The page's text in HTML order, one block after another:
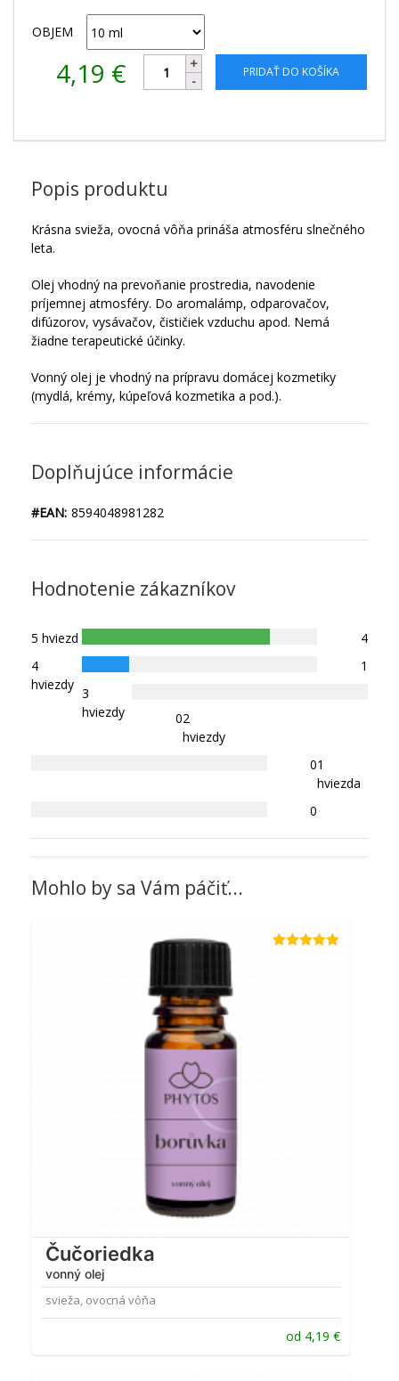
OBJEM
4,19 € PRIDAŤ DO KOŠÍKA
Popis produktu
Krásna svieža, ovocná vôňa prináša atmosféru slnečného
leta.
Olej vhodný na prevoňanie prostredia, navodenie
príjemnej atmosféry. Do aromalámp, odparovačov,
difúzorov, vysávačov, čističiek vzduchu apod. Nemá
žiadne terapeutické účinky.
Vonný olej je vhodný na prípravu domácej kozmetiky
(mydlá, krémy, kúpeľová kozmetika a pod.).
Doplňujúce informácie
#EAN: 8594048981282
Hodnotenie zákazníkov
5 hviezd
4
4
hviezdy
1
3
hviezdy
02
hviezdy
01
hviezda
0
Mohlo by sa Vám páčiť...
Čučoriedka
vonný olej
svieža, ovocná vôňa
od 4,19 €